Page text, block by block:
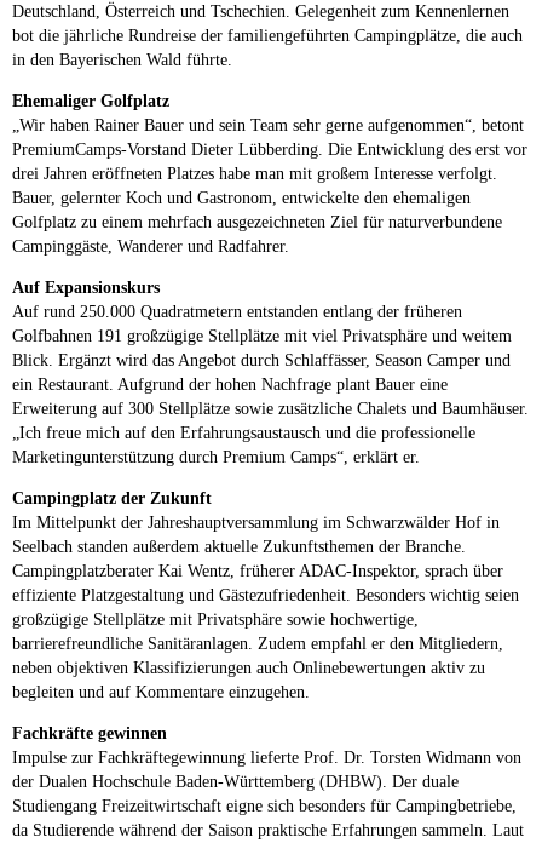
Deutschland, Österreich und Tschechien. Gelegenheit zum Kennenlernen
bot die jährliche Rundreise der familiengeführten Campingplätze, die auch
in den Bayerischen Wald führte.
Ehemaliger Golfplatz
„Wir haben Rainer Bauer und sein Team sehr gerne aufgenommen“, betont
PremiumCamps-Vorstand Dieter Lübberding. Die Entwicklung des erst vor
drei Jahren eröffneten Platzes habe man mit großem Interesse verfolgt.
Bauer, gelernter Koch und Gastronom, entwickelte den ehemaligen
Golfplatz zu einem mehrfach ausgezeichneten Ziel für naturverbundene
Campinggäste, Wanderer und Radfahrer.
Auf Expansionskurs
Auf rund 250.000 Quadratmetern entstanden entlang der früheren
Golfbahnen 191 großzügige Stellplätze mit viel Privatsphäre und weitem
Blick. Ergänzt wird das Angebot durch Schlaffässer, Season Camper und
ein Restaurant. Aufgrund der hohen Nachfrage plant Bauer eine
Erweiterung auf 300 Stellplätze sowie zusätzliche Chalets und Baumhäuser.
„Ich freue mich auf den Erfahrungsaustausch und die professionelle
Marketingunterstützung durch Premium Camps“, erklärt er.
Campingplatz der Zukunft
Im Mittelpunkt der Jahreshauptversammlung im Schwarzwälder Hof in
Seelbach standen außerdem aktuelle Zukunftsthemen der Branche.
Campingplatzberater Kai Wentz, früherer ADAC-Inspektor, sprach über
effiziente Platzgestaltung und Gästezufriedenheit. Besonders wichtig seien
großzügige Stellplätze mit Privatsphäre sowie hochwertige,
barrierefreundliche Sanitäranlagen. Zudem empfahl er den Mitgliedern,
neben objektiven Klassifizierungen auch Onlinebewertungen aktiv zu
begleiten und auf Kommentare einzugehen.
Fachkräfte gewinnen
Impulse zur Fachkräftegewinnung lieferte Prof. Dr. Torsten Widmann von
der Dualen Hochschule Baden-Württemberg (DHBW). Der duale
Studiengang Freizeitwirtschaft eigne sich besonders für Campingbetriebe,
da Studierende während der Saison praktische Erfahrungen sammeln. Laut